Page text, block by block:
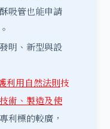
吸管也能申請
明、新型與設
利用自然法則技
術、製造及使
利標的較廣，